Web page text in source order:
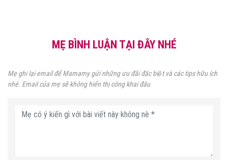
MẸ BÌNH LUẬN TẠI ĐÂY NHÉ
Mẹ ghi lại email để Mamamy gửi những ưu đãi đặc biệt và các tips hữu ích
nhé. Email của mẹ sẽ không hiển thị công khai đâu